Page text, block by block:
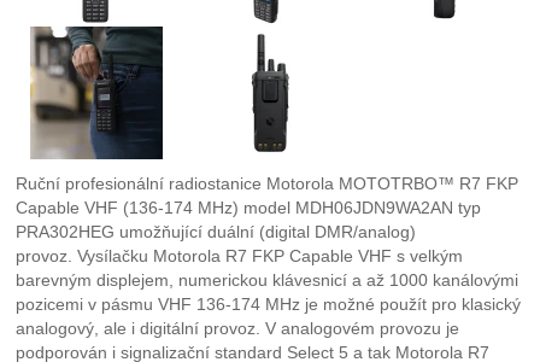
Ruční profesionální radiostanice Motorola MOTOTRBO™ R7 FKP
Capable VHF (136-174 MHz) model MDH06JDN9WA2AN typ
PRA302HEG umožňující duální (digital DMR/analog)
provoz. Vysílačku Motorola R7 FKP Capable VHF s velkým
barevným displejem, numerickou klávesnicí a až 1000 kanálovými
pozicemi v pásmu VHF 136-174 MHz je možné použít pro klasický
analogový, ale i digitální provoz. V analogovém provozu je
podporován i signalizační standard Select 5 a tak Motorola R7